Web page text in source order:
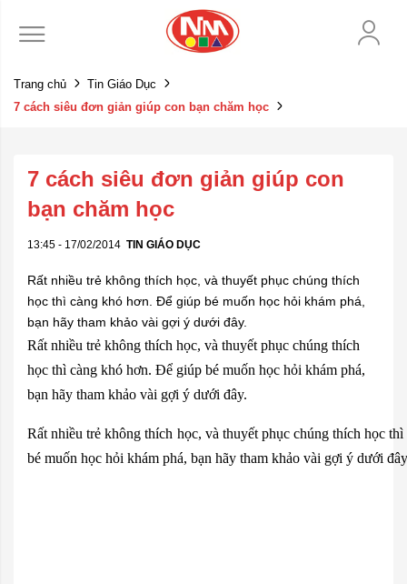
Trang chủ
Tin Giáo Dục
7 cách siêu đơn giản giúp con bạn chăm học
7 cách siêu đơn giản giúp con
bạn chăm học
13:45 - 17/02/2014 TIN GIÁO DỤC
Rất nhiều trẻ không thích học, và thuyết phục chúng thích
học thì càng khó hơn. Để giúp bé muốn học hỏi khám phá,
bạn hãy tham khảo vài gợi ý dưới đây.
Rất nhiều trẻ không thích học, và thuyết phục chúng thích
học thì càng khó hơn. Để giúp bé muốn học hỏi khám phá,
bạn hãy tham khảo vài gợi ý dưới đây.
Rất nhiều trẻ không thích học, và thuyết phục chúng thích học
bé muốn học hỏi khám phá, bạn hãy tham khảo vài gợi ý dưới